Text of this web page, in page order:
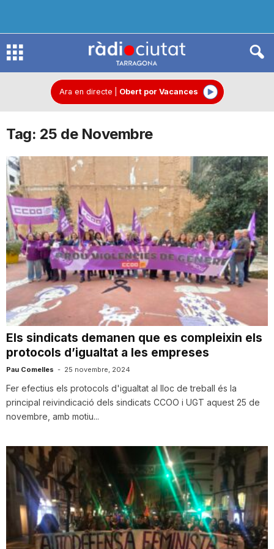
R
d
o
C
i
u
t
a
t
d
e
Ara en directe Obert por Vacances
Tag: 25 de Novembre
Els sindicats demanen que es compleixin els
protocols d’igualtat a les empreses
Pau Comelles - 25 novembre, 2024
Fer efectius els protocols d'igualtat al lloc de treball és la
principal reivindicació dels sindicats CCOO i UGT aquest 25 de
novembre, amb motiu...